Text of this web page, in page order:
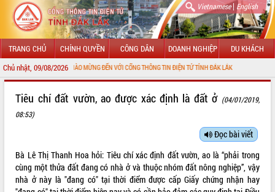
Vietnamese| English
TRANG CHỦ CHÍNH QUYỀN CÔNG DÂN DOANH NGHIỆP DU KHÁCH
Chủ nhật, 09/08/2026CHÀO MỪNG ĐẾN VỚI CỔNG THÔNG TIN ĐIỆN TỬ TỈNH ĐẮK LẮK
LÃNH ĐẠO UBND TỈNH
SỞ, BAN, NGÀNH
Tiêu chí đất vườn, ao được xác định là đất ở (04/01/2019,
08:53)
Đọc bài viết
Bà Lê Thị Thanh Hoa hỏi: Tiêu chí xác định đất vườn, ao là “phải trong
cùng một thửa đất đang có nhà ở và thuộc nhóm đất nông nghiệp”, vậy
nhà ở này là "đang có" tại thời điểm được cấp Giấy chứng nhận hay